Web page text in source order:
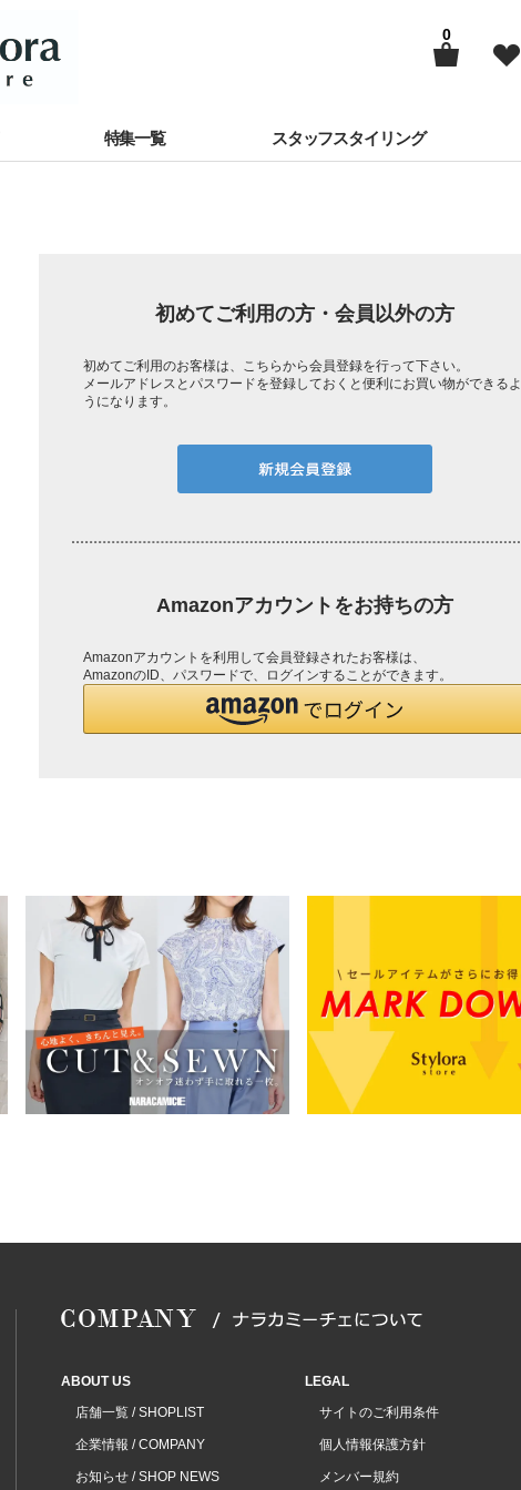
0
特集一覧 スタッフスタイリング
初めてご利用の方・会員以外の方
初めてご利用のお客様は、こちらから会員登録を行って下さい。
メールアドレスとパスワードを登録しておくと便利にお買い物ができるよ
うになります。
Amazonアカウントをお持ちの方
Amazonアカウントを利用して会員登録されたお客様は、
AmazonのID、パスワードで、ログインすることができます。
ABOUT US
店舗一覧 / SHOPLIST
企業情報 / COMPANY
お知らせ / SHOP NEWS
LEGAL
サイトのご利用条件
個人情報保護方針
メンバー規約